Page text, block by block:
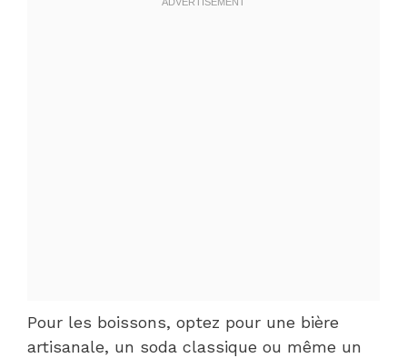
Pour les boissons, optez pour une bière
artisanale, un soda classique ou même un